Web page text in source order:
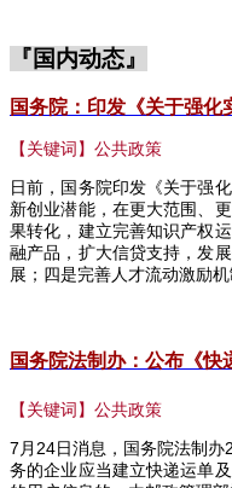
『国内动态』
国务院：印发《关于强化
【关键词】公共政策
日前，国务院印发《关于强
新创业潜能，在更大范围、
果转化，建立完善知识产权
融产品，扩大信贷支持，发
展；四是完善人才流动激励
国务院法制办：公布《快
【关键词】公共政策
7 月 24日消息，国务院法制办
务的企业应当建立快递运单